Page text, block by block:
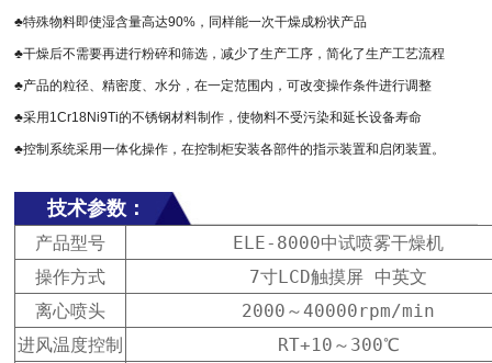
♣特殊物料即使湿含量高达90%，同样能一次干燥成粉状产品
♣干燥后不需要再进行粉碎和筛选，减少了生产工序，简化了生产工艺流程
♣产品的粒径、精密度、水分，在一定范围内，可改变操作条件进行调整
♣采用1Cr18Ni9Ti的不锈钢材料制作，使物料不受污染和延长设备寿命
♣控制系统采用一体化操作，在控制柜安装各部件的指示装置和启闭装置。
技术参数：
产品型号
ELE-8000中试喷雾干燥机
操作方式
7寸LCD触摸屏 中英文
离心喷头
2000～40000rpm/min
进风温度控制
RT+10～300℃